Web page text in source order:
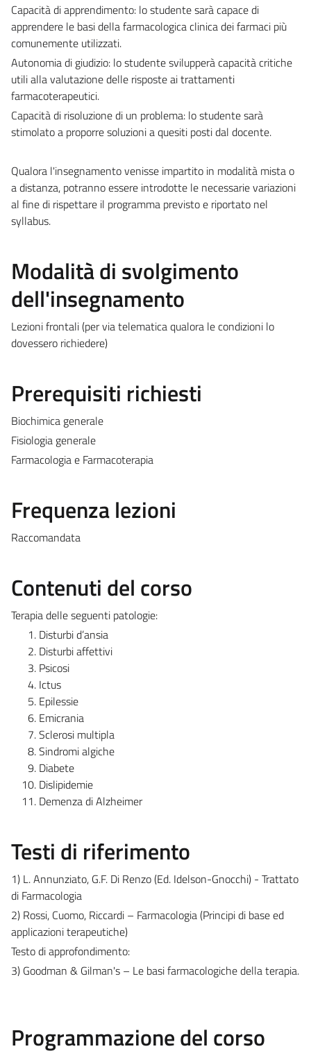
Capacità di apprendimento: lo studente sarà capace di
apprendere le basi della farmacologica clinica dei farmaci più
comunemente utilizzati.
Autonomia di giudizio: lo studente svilupperà capacità critiche
utili alla valutazione delle risposte ai trattamenti
farmacoterapeutici.
Capacità di risoluzione di un problema: lo studente sarà
stimolato a proporre soluzioni a quesiti posti dal docente.
Qualora l'insegnamento venisse impartito in modalità mista o
a distanza, potranno essere introdotte le necessarie variazioni
al fine di rispettare il programma previsto e riportato nel
syllabus.
Modalità di svolgimento
dell'insegnamento
Lezioni frontali (per via telematica qualora le condizioni lo
dovessero richiedere)
Prerequisiti richiesti
Biochimica generale
Fisiologia generale
Farmacologia e Farmacoterapia
Frequenza lezioni
Raccomandata
Contenuti del corso
Terapia delle seguenti patologie:
Disturbi d’ansia
Disturbi affettivi
Psicosi
Ictus
Epilessie
Emicrania
Sclerosi multipla
Sindromi algiche
Diabete
Dislipidemie
Demenza di Alzheimer
Testi di riferimento
1) L. Annunziato, G.F. Di Renzo (Ed. Idelson-Gnocchi) - Trattato
di Farmacologia
2) Rossi, Cuomo, Riccardi – Farmacologia (Principi di base ed
applicazioni terapeutiche)
Testo di approfondimento:
3) Goodman & Gilman's – Le basi farmacologiche della terapia.
Programmazione del corso